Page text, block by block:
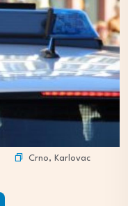
Crno, Karlovac